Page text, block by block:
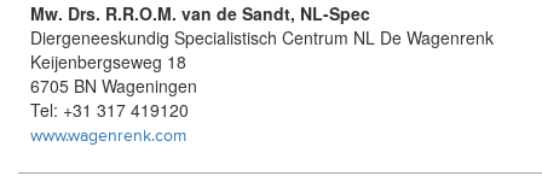
Mw. Drs. R.R.O.M. van de Sandt, NL-Spec
Diergeneeskundig Specialistisch Centrum NL De Wagenrenk
Keijenbergseweg 18
6705 BN Wageningen
Tel: +31 317 419120
www.wagenrenk.com